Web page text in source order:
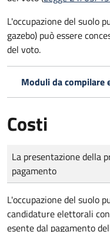
L'occupazione del suolo
gazebo) può essere
del voto.
Moduli da compilare
Costi
Tipo di pagamento
Importo
La presentazione della
pagamento
L'occupazione del suolo
candidature elettorali
esente dal pagamento